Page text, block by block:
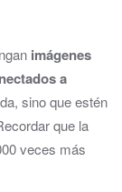
imágenes
a
sino que estén
que la
veces más